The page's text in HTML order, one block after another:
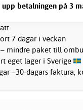
upp betalningen på 3
7 dagar i veckan
– mindre paket till
eget lager i Sverige
–30-dagars faktura,